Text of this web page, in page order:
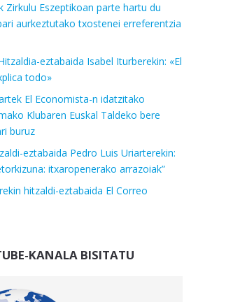
Zirkulu Eszeptikoan parte hartu du
aurkeztutako txostenei erreferentzia
eztabaida Isabel Iturberekin: «El
todo»
El Economista-n idatzitako
Klubaren Euskal Taldeko bere
buruz
eztabaida Pedro Luis Uriarterekin:
itxaropenerako arrazoiak”
hitzaldi-eztabaida El Correo
KANALA BISITATU